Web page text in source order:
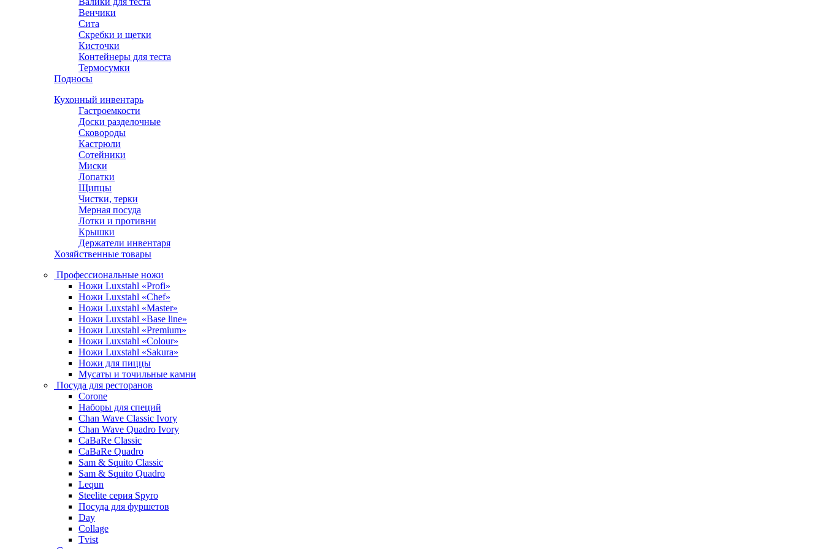
Венчики
Сита
Скребки и щетки
Кисточки
Контейнеры для теста
Термосумки
Подносы
Кухонный инвентарь
Гастроемкости
Доски разделочные
Сковороды
Кастрюли
Сотейники
Миски
Лопатки
Щипцы
Чистки, терки
Мерная посуда
Лотки и противни
Крышки
Держатели инвентаря
Хозяйственные товары
Профессиональные ножи
Ножи Luxstahl «Profi»
Ножи Luxstahl «Chef»
Ножи Luxstahl «Master»
Ножи Luxstahl «Base line»
Ножи Luxstahl «Premium»
Ножи Luxstahl «Colour»
Ножи Luxstahl «Sakura»
Ножи для пиццы
Мусаты и точильные камни
Посуда для ресторанов
Corone
Наборы для специй
Chan Wave Classic Ivory
Chan Wave Quadro Ivory
CaBaRe Classic
CaBaRe Quadro
Sam & Squito Classic
Sam & Squito Quadro
Lequn
Steelite серия Spyro
Посуда для фуршетов
Day
Collage
Tvist